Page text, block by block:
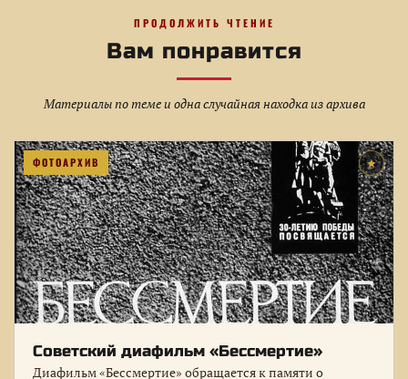
ПРОДОЛЖИТЬ ЧТЕНИЕ
Вам понравится
Материалы по теме и одна случайная находка из архива
ФОТОАРХИВ ★
Советский диафильм «Бессмертие»
Диафильм «Бессмертие» обращается к памяти о